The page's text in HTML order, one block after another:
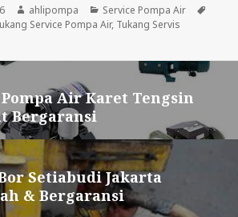
Author
ahlipompa Categories
Service Pompa Air
Service Pompa Air, Tukang Servis
Pompa Air Karet Tengsin
Bergaransi
Setiabudi Jakarta
& Bergaransi